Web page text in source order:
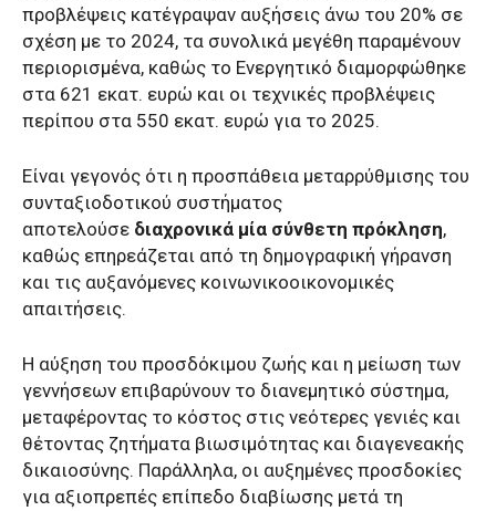
προβλέψεις κατέγραψαν αυξήσεις άνω του 20% σε
σχέση με το 2024, τα συνολικά μεγέθη παραμένουν
περιορισμένα, καθώς το Ενεργητικό διαμορφώθηκε
στα 621 εκατ. ευρώ και οι τεχνικές προβλέψεις
περίπου στα 550 εκατ. ευρώ για το 2025.
Είναι γεγονός ότι η προσπάθεια μεταρρύθμισης του
συνταξιοδοτικού συστήματος
αποτελούσε διαχρονικά μία σύνθετη πρόκληση,
καθώς επηρεάζεται από τη δημογραφική γήρανση
και τις αυξανόμενες κοινωνικοοικονομικές
απαιτήσεις.
Η αύξηση του προσδόκιμου ζωής και η μείωση των
γεννήσεων επιβαρύνουν το διανεμητικό σύστημα,
μεταφέροντας το κόστος στις νεότερες γενιές και
θέτοντας ζητήματα βιωσιμότητας και διαγενεακής
δικαιοσύνης. Παράλληλα, οι αυξημένες προσδοκίες
για αξιοπρεπές επίπεδο διαβίωσης μετά τη